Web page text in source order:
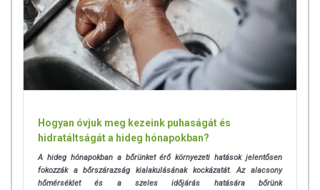
Hogyan óvjuk meg kezeink puhaságát és
hidratáltságát a hideg hónapokban?
A hideg hónapokban a bőrünket érő környezeti hatások jelentősen
fokozzák a bőrszárazság kialakulásának kockázatát. Az alacsony
hőmérséklet és a szeles időjárás hatására bőrünk